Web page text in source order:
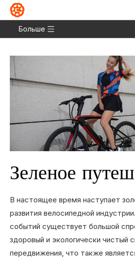
Больше
Дом
Зеленое
В настоящее время наступает
развития велосипедной
событий существует большой
здоровый и экологически чистый
передвижения, что также